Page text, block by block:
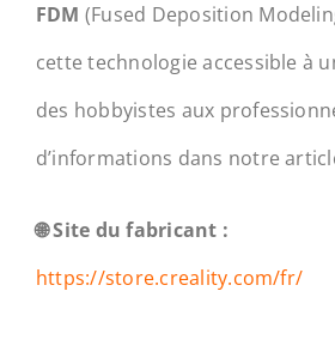
FDM (Fused Deposition
cette technologie accessible à
des hobbyistes aux
d’informations dans notre
🌐 Site du fabricant :
https://store.creality.com/fr/